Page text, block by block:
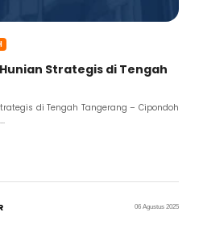
Strategis di Tengah
di Tengah Tangerang – Cipondoh
06 Agustus 2025